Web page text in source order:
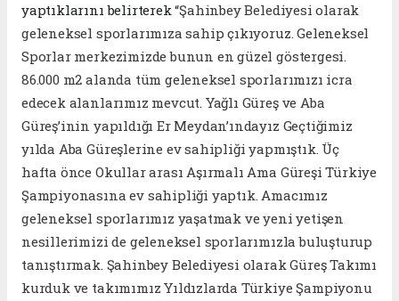
yaptıklarını belirterek“Şahinbey Belediyesi olarak
geleneksel sporlarımıza sahip çıkıyoruz. Geleneksel
Sporlar merkezimizde bunun en güzel göstergesi.
86.000 m2 alanda tüm geleneksel sporlarımızı icra
edecek alanlarımız mevcut. Yağlı Güreş ve Aba
Güreş’inin yapıldığı Er Meydan’ındayız Geçtiğimiz
yılda Aba Güreşlerine ev sahipliği yapmıştık. Üç
hafta önce Okullar arası Aşırmalı Ama Güreşi Türkiye
Şampiyonasına ev sahipliği yaptık. Amacımız
geleneksel sporlarımız yaşatmak ve yeni yetişen
nesillerimizi de geleneksel sporlarımızla buluşturup
tanıştırmak. Şahinbey Belediyesi olarak Güreş Takımı
kurduk ve takımımız Yıldızlarda Türkiye Şampiyonu